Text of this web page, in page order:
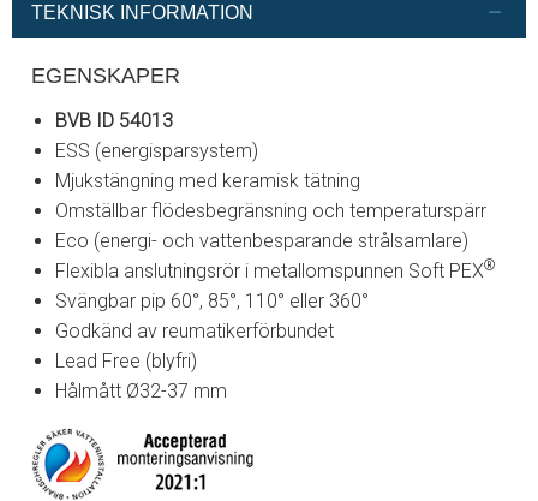
TEKNISK INFORMATION
EGENSKAPER
BVB ID 54013
ESS (energisparsystem)
Mjukstängning med keramisk tätning
Omställbar flödesbegränsning och temperaturspärr
Eco (energi- och vattenbesparande strålsamlare)
Flexibla anslutningsrör i metallomspunnen Soft PEX®
Svängbar pip 60°, 85°, 110° eller 360°
Godkänd av reumatikerförbundet
Lead Free (blyfri)
Hålmått Ø32-37 mm